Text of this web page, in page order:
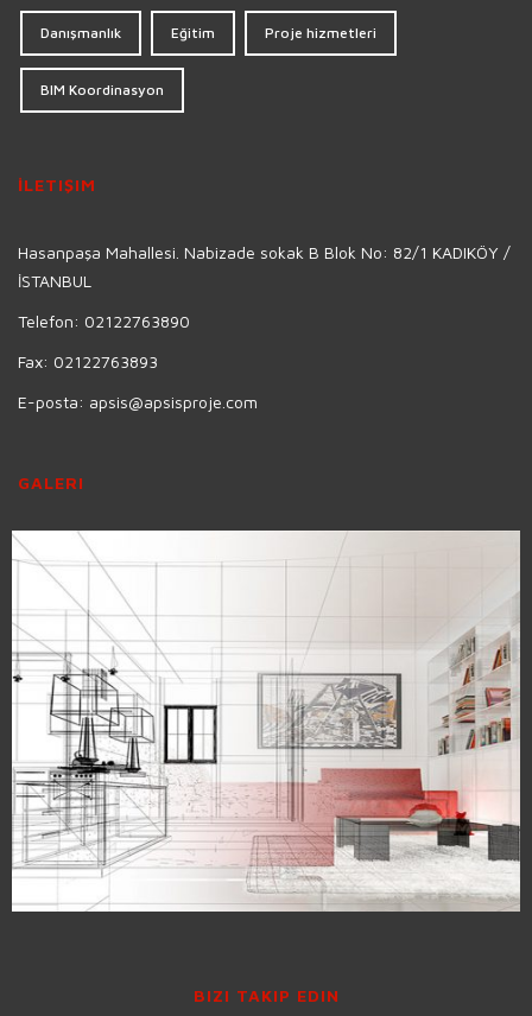
Danışmanlık Eğitim Proje hizmetleri
BIM Koordinasyon
İLETIŞIM
Hasanpaşa Mahallesi. Nabizade sokak B Blok No: 82/1 KADIKÖY /
İSTANBUL
Telefon: 02122763890
Fax: 02122763893
E-posta: apsis@apsisproje.com
GALERI
BIZI TAKIP EDIN